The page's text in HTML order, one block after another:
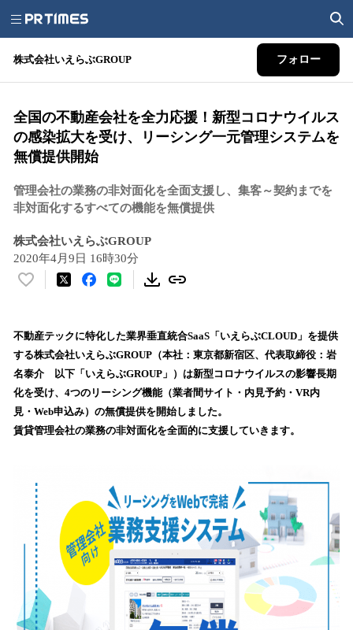
株式会社いえらぶGROUP フォロー
全国の不動産会社を全力応援！新型コロナウイルス
の感染拡大を受け、リーシング一元管理システムを
無償提供開始
管理会社の業務の非対面化を全面支援し、集客～契約までを
非対面化するすべての機能を無償提供
株式会社いえらぶGROUP
2020年4月9日 16時30分
い
！
数
を
読
込
み
す
不動産テックに特化した業界垂直統合SaaS「いえらぶCLOUD」を提供
する株式会社いえらぶGROUP（本社：東京都新宿区、代表取締役：岩
名泰介 以下「いえらぶGROUP」）は新型コロナウイルスの影響長期
化を受け、4つのリーシング機能（業者間サイト・内見予約・VR内
見・Web申込み）の無償提供を開始しました。
賃貸管理会社の業務の非対面化を全面的に支援していきます。